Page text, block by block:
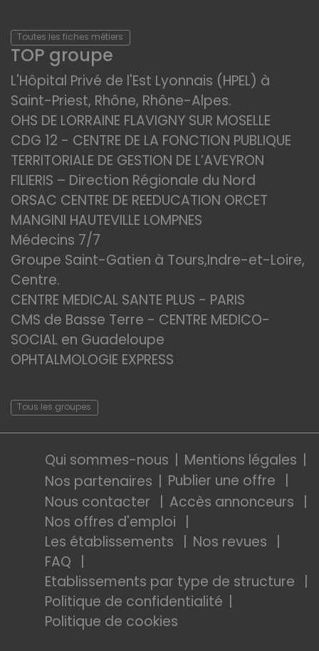
Toutes les fiches métiers
TOP groupe
L'Hôpital Privé de l'Est Lyonnais (HPEL) à
Saint-Priest, Rhône, Rhône-Alpes.
OHS DE LORRAINE FLAVIGNY SUR MOSELLE
CDG 12 - CENTRE DE LA FONCTION PUBLIQUE
TERRITORIALE DE GESTION DE L’AVEYRON
FILIERIS – Direction Régionale du Nord
ORSAC CENTRE DE REEDUCATION ORCET
MANGINI HAUTEVILLE LOMPNES
Médecins 7/7
Groupe Saint-Gatien à Tours,Indre-et-Loire,
Centre.
CENTRE MEDICAL SANTE PLUS - PARIS
CMS de Basse Terre - CENTRE MEDICO-
SOCIAL en Guadeloupe
OPHTALMOLOGIE EXPRESS
Tous les groupes
Qui sommes-nous
Mentions légales
Nos partenaires
Publier une offre
Nous contacter
Accès annonceurs
Nos offres d'emploi
Les établissements
Nos revues
FAQ
Etablissements par type de structure
Politique de confidentialité
Politique de cookies